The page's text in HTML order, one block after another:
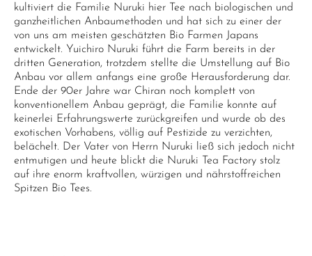
kultiviert die Familie Nuruki hier Tee nach biologischen und
ganzheitlichen Anbaumethoden und hat sich zu einer der
von uns am meisten geschätzten Bio Farmen Japans
entwickelt. Yuichiro Nuruki führt die Farm bereits in der
dritten Generation, trotzdem stellte die Umstellung auf Bio
Anbau vor allem anfangs eine große Herausforderung dar.
Ende der 90er Jahre war Chiran noch komplett von
konventionellem Anbau geprägt, die Familie konnte auf
keinerlei Erfahrungswerte zurückgreifen und wurde ob des
exotischen Vorhabens, völlig auf Pestizide zu verzichten,
belächelt. Der Vater von Herrn Nuruki ließ sich jedoch nicht
entmutigen und heute blickt die Nuruki Tea Factory stolz
auf ihre enorm kraftvollen, würzigen und nährstoffreichen
Spitzen Bio Tees.